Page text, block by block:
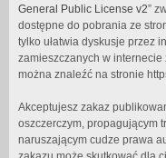
General Public License v2”
dostępne do pobrania ze
tylko ułatwia dyskusje przez
zamieszczanych w
można znaleźć na stronie
Akceptujesz zakaz
oszczerczym, propagującym
naruszającym cudze prawa